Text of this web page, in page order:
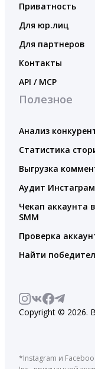
Приватность
Для юр.лиц
Для партнеров
Контакты
API / MCP
Полезное
Анализ
Статистика
Выгрузка
Аудит Инстаграм
Чекап аккаунта
SMM
Проверка
Найти
Copyright © 2026.
*Instagram и